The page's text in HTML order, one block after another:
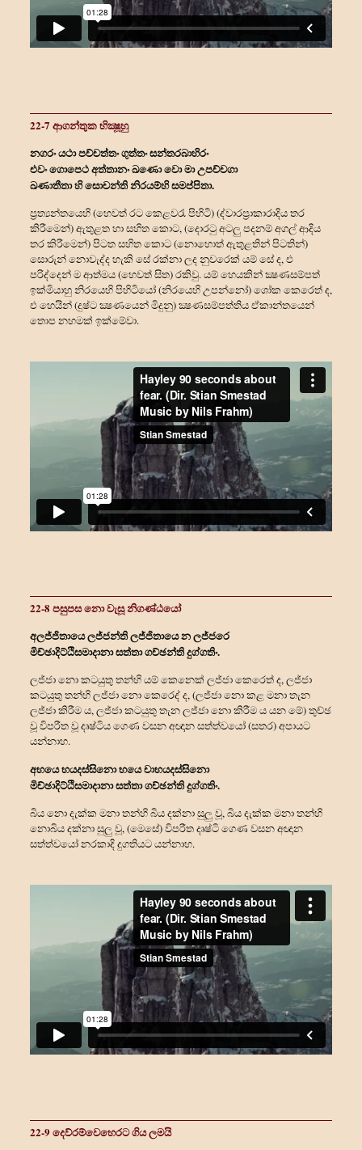
22-7 ආගන්තුක භික්‍ෂූහු
නගරං යථා පච්චත්තං ගුත්තං සන්තරබාහිරං
එවං ගොපෙථ අත්තානං ඛණො වො මා උපච්චගා
ඛණාතීතා හි සොචන්ති නිරයම්හි සමප්පිතා.
ප්‍රත්‍යන්තයෙහි (හෙවත් රට කෙළවරැ පිහිටි) (ද්වාරප්‍රාකාරාදිය තර
කිරීමෙන්) ඇතුළත හා සහිත කොට, (දොරටු අටලු පදනම් අගල් ආදිය
තර කිරීමෙන්) පිටත සහිත කොට (නොහොත් ඇතුළතින් පිටතින්)
සොරුන් නොවැද්ද හැකි සේ රක්නා ලද නුවරෙක් යම් සේ ද, එ
පරිද්දෙන් ම ආත්මය (හෙවත් සිත) රකිවු. යම් හෙයකින් ක්‍ෂණසම්පත්
ඉක්මියාහු නිරයෙහි පිහිටියෝ (නිරයෙහි උපන්නෝ) ශෝක කෙරෙත් ද,
එ හෙයින් (දුෂ්ට ක්‍ෂණයෙන් මිදුනු) ක්‍ෂණසම්පත්තිය ඒකාන්තයෙන්
තොප නහමක් ඉක්මේවා.
22-8 පසුපස නො වැසූ නිගණ්ඨයෝ
අලජ්ජිතායෙ ලජ්ජන්ති ලජ්ජිතායෙ න ලජ්ජරෙ
මිච්ඡාදිට්ඨිසමාදානා සත්තා ගච්ඡන්ති දුග්ගතිං.
ලජ්ජා නො කටයුතු තන්හි යම් කෙනෙක් ලජ්ජා කෙරෙත් ද, ලජ්ජා
කටයුතු තන්හි ලජ්ජා නො කෙරෙද් ද, (ලජ්ජා නො කළ මනා තැන
ලජ්ජා කිරීම ය, ලජ්ජා කටයුතු තැන ලජ්ජා නො කිරීම ය යන මේ) තුච්ඡ
වූ විපරීත වූ දෘෂ්ටිය ගෙණ වසන අඥාන සත්ත්‍වයෝ (සතර) අපායට
යන්නාහ.
අභයෙ භයදස්සිනො භයෙ චාභයදස්සිනො
මිච්ඡාදිට්ඨිසමාදානා සත්තා ගච්ඡන්ති දුග්ගතිං.
බිය නො දැක්ක මනා තන්හි බිය දක්නා සුලු වූ, බිය දැක්ක මනා තන්හි
නොබිය දක්නා සුලු වූ, (මෙසේ) විපරීත දෘෂ්ටි ගෙණ වසන අඥාන
සත්ත්‍වයෝ නරකාදි දුගතියට යන්නාහ.
22-9 දෙව්රම්වෙහෙරට ගිය ලමයි